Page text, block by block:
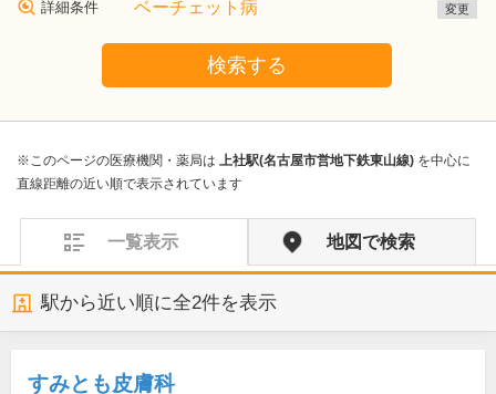
詳細条件 ベーチェット病 変更
検索する
※このページの医療機関・薬局は 上社駅(名古屋市営地下鉄東山線) を中心に
直線距離の近い順で表示されています
一覧表示 地図で検索
駅から近い順に全2件を表示
すみとも皮膚科